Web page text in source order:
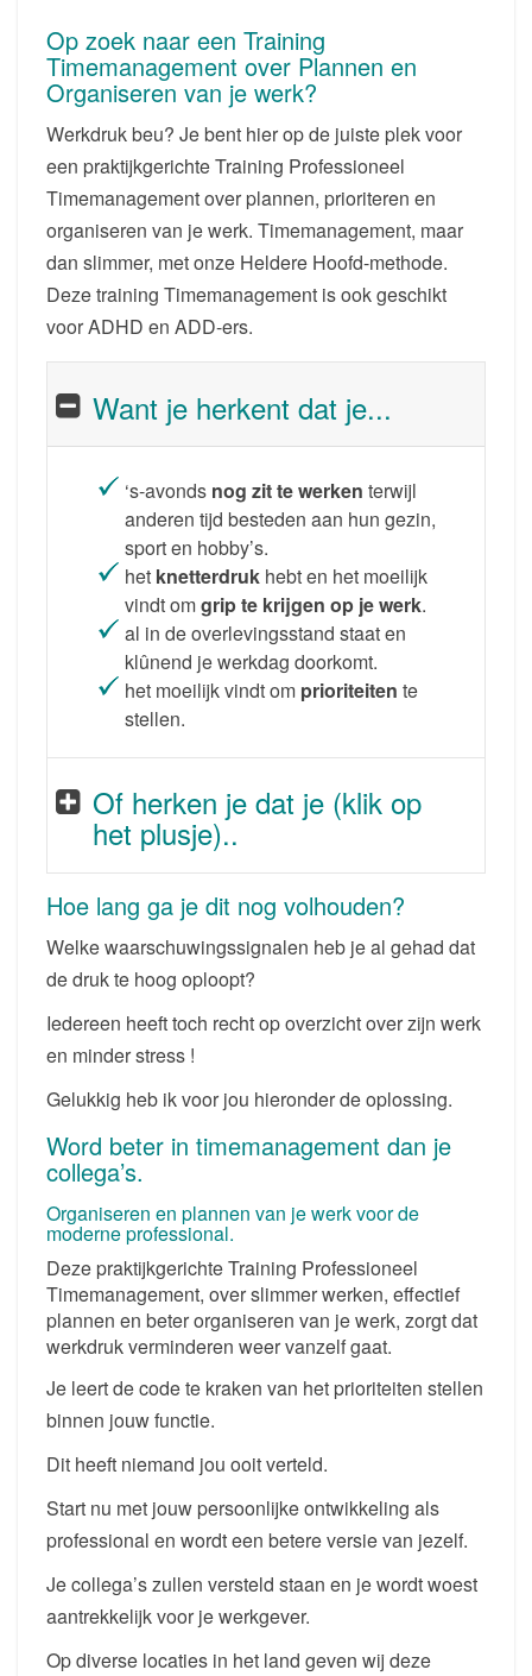
Op zoek naar een Training
Timemanagement over Plannen en
Organiseren van je werk?
Werkdruk beu? Je bent hier op de juiste plek voor
een praktijkgerichte Training Professioneel
Timemanagement over plannen, prioriteren en
organiseren van je werk. Timemanagement, maar
dan slimmer, met onze Heldere Hoofd-methode.
Deze training Timemanagement is ook geschikt
voor ADHD en ADD-ers.
Want je herkent dat je...
‘s-avonds nog zit te werken terwijl
anderen tijd besteden aan hun gezin,
sport en hobby’s.
het knetterdruk hebt en het moeilijk
vindt omgrip te krijgen op je werk.
al in de overlevingsstand staat en
klûnend je werkdag doorkomt.
het moeilijk vindt om prioriteitente
stellen.
Of herken je dat je (klik op
het plusje)..
Hoe lang ga je dit nog volhouden?
Welke waarschuwingssignalen heb je al gehad dat
de druk te hoog oploopt?
Iedereen heeft toch recht op overzicht over zijn werk
en minder stress !
Gelukkig heb ik voor jou hieronder de oplossing.
Word beter in timemanagement dan je
collega’s.
Organiseren en plannen van je werk voor de
moderne professional.
Deze praktijkgerichte Training Professioneel
Timemanagement, over slimmer werken, effectief
plannen en beter organiseren van je werk, zorgt dat
werkdruk verminderen weer vanzelf gaat.
Je leert de code te kraken van het prioriteiten stellen
binnen jouw functie.
Dit heeft niemand jou ooit verteld.
Start nu met jouw persoonlijke ontwikkeling als
professional en wordt een betere versie van jezelf.
Je collega’s zullen versteld staan en je wordt woest
aantrekkelijk voor je werkgever.
Op diverse locaties in het land geven wij deze